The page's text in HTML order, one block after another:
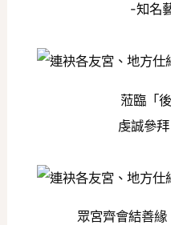
-知名
蒞臨「
虔誠參
眾宮齊會結善緣